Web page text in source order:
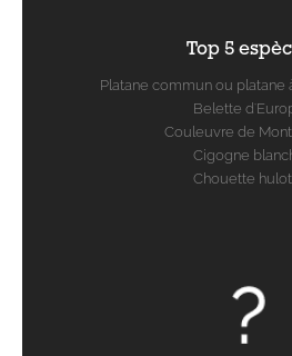
Top 5
Platane commun ou platane
Belette
Couleuvre de
Cigogne
Chouette